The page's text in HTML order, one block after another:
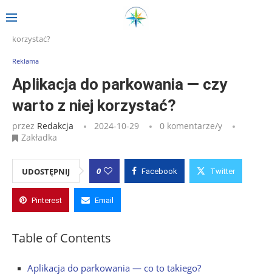
Strona główna
Aplikacja do parkowania — czy warto z niej
korzystać?
Reklama
Aplikacja do parkowania — czy
warto z niej korzystać?
przez Redakcja 2024-10-29
0 komentarze/y
Zakładka
UDOSTĘPNIJ 0 Facebook Twitter
Pinterest Email
Table of Contents
Aplikacja do parkowania — co to takiego?